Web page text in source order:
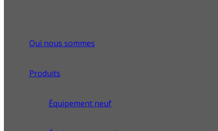
Qui nous sommes
Produits
Équipement neuf